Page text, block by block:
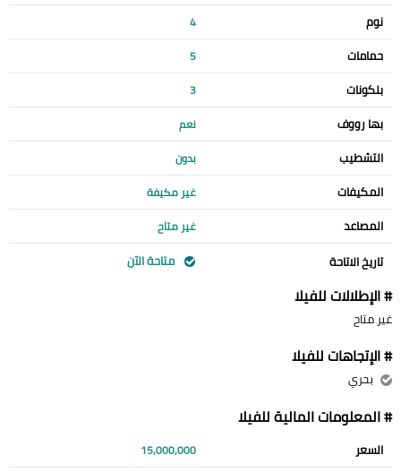
نوم 4
حمامات 5
بلكونات 3
بها رووف نعم
التشطيب بدون
المكيفات غير مكيفة
المصاعد غير متاح
تاريخ الاتاحة متاحة الآن
# الإطلالات للفيلا
غير متاح
# الإتجاهات للفيلا
بحري
# المعلومات المالية للفيلا
السعر 15,000,000